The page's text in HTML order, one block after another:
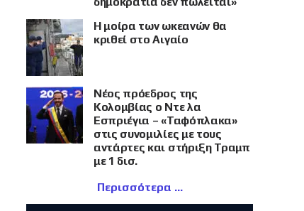
Η μοίρα των ωκεανών θα
κριθεί στο Αιγαίο
Νέος πρόεδρος της
Κολομβίας ο Ντε λα
Εσπριέγια – «Ταφόπλακα»
στις συνομιλίες με τους
αντάρτες και στήριξη Τραμπ
με 1 δισ.
Περισσότερα